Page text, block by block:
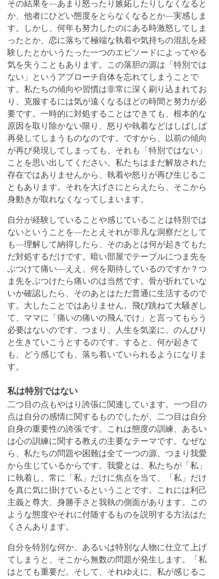
その結果を―あまり怒ったり嫉妬したりしなくなると
か、他者にひどい態度をとらなくなるとか―実感しま
す。しかし、何年も努力したのにある時激怒してしま
ったとか、恋に落ちて極端な執着や気持ちの混乱を経
験したとかいうたった一つのエピソードによってやる
気を失うこともあります。この落胆の源は「特別では
ない」というアプローチ自体を忘れてしまうことで
す。私たちの傾向や習慣は非常に深く刷り込まれてお
り、克服するには気が遠くなるほどの時間と努力が必
要です。一時的に対処することはできても、根本的な
原因を取り除かない限り、怒りや執着などはしばしば
再発してしまうものなのです。ですから、以前の傾向
が再び発現してしまっても、それも「特別ではない」
ことを思い出してください。私たちはまだ解放された
存在ではありませんから、執着や怒りが再び生じるこ
ともあります。それを大げさにとらえたら、そこから
身動きが取れなくなってしまいます。
自分が経験していることや感じていることは特別では
ないということを―たとえそれが非凡な洞察だとして
も―理解して納得したら、そのあとは何が起きてもた
だ対処するだけです。暗い部屋でテーブルにつま先を
ぶつけて痛い―ええ、何を期待しているのですか？つ
ま先をぶつけたら痛いのは当然です。骨が折れていな
いか確認したら、そのあとはただ普通に生活するので
す。大したことではありません。飛び跳ねて大騒ぎし
て、ママに「痛いの痛いの飛んでけ」と言ってもらう
必要はないのです。つまり、人生を気楽に、のんびり
と生きていこうとするのです。すると、何が起きて
も、どう感じても、落ち着いていられるようになりま
す。
私は特別ではない
二つ目の点もやはり誇張に関連しています。一つ目の
点は自分の感情に関するものでしたが、二つ目は自分
自身の重要性の誇張です。これは態度の訓練、あるい
は心の訓練に関する教えの主要なテーマです。なぜな
ら、私たちの問題や困難は全て一つの源、つまり我愛
から生じているからです。我愛とは、私たちが「私」
に執着し、常に「私」だけに焦点を当て、「私」だけ
を真に気に掛けているということです。これには利己
主義と尊大、身勝手さと我執の側面があります。この
ような態度やそれに付随するものを説明する方法はた
くさんあります。
自分を特別な何か、あるいは特別な人物に仕立て上げ
てしまうと、そこから無数の問題が発生します。「私
はとても重要だ。そして、それゆえに、私が感じるこ